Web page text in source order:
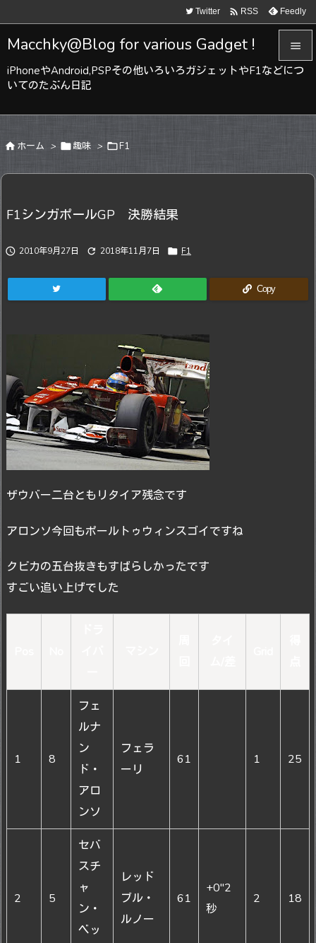
Macchky@Blog for various Gadget !
iPhoneやAndroid,PSPその他いろいろガジェットやF1などにつ
いてのたぶん日記



Twitter  RSS Feedly
 ホーム > 趣味 > F1
F1シンガポールGP 決勝結果
 2010年9月27日  2018年11月7日  F1
Copy
ザウバー二台ともリタイア残念です
アロンソ今回もポールトゥウィンスゴイですね
クビカの五台抜きもすばらしかったです
すごい追い上げでした
1 8
フェ
ルナ
ン
ド・
アロ
ンソ
フェラ
ーリ
61 1 25
2 5
セバ
スチ
ャ
ン・
ベッ
レッド
ブル・
ルノー
61
+0″2
秒
2 18